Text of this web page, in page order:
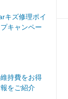
キズ修理ポイ
キャンペー
持費をお得
をご紹介